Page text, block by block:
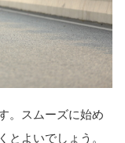
。スムーズに始め
とよいでしょう。